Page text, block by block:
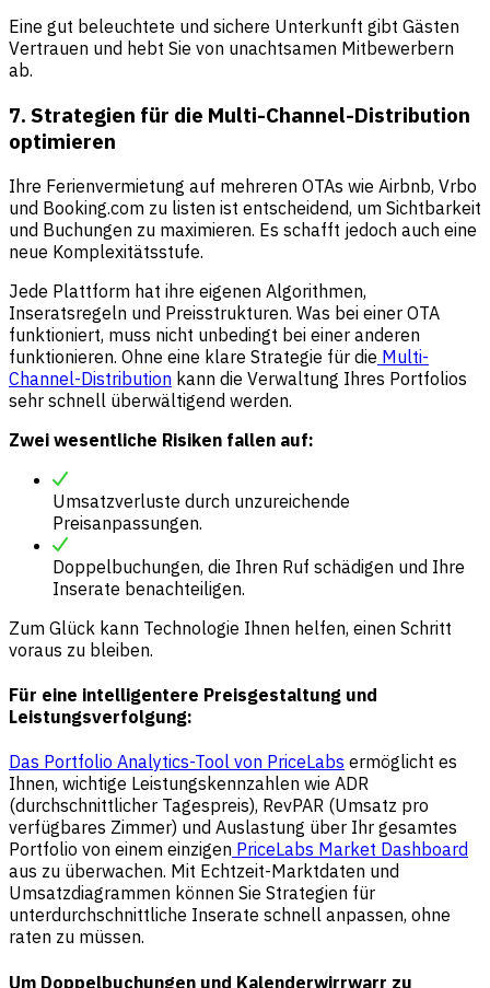
Eine gut beleuchtete und sichere Unterkunft gibt Gästen
Vertrauen und hebt Sie von unachtsamen Mitbewerbern
ab.
7. Strategien für die Multi-Channel-Distribution
optimieren
Ihre Ferienvermietung auf mehreren OTAs wie Airbnb, Vrbo
und Booking.com zu listen ist entscheidend, um Sichtbarkeit
und Buchungen zu maximieren. Es schafft jedoch auch eine
neue Komplexitätsstufe.
Jede Plattform hat ihre eigenen Algorithmen,
Inseratsregeln und Preisstrukturen. Was bei einer OTA
funktioniert, muss nicht unbedingt bei einer anderen
funktionieren. Ohne eine klare Strategie für die Multi-
Channel-Distribution kann die Verwaltung Ihres Portfolios
sehr schnell überwältigend werden.
Zwei wesentliche Risiken fallen auf:
Umsatzverluste durch unzureichende
Preisanpassungen.
Doppelbuchungen, die Ihren Ruf schädigen und Ihre
Inserate benachteiligen.
Zum Glück kann Technologie Ihnen helfen, einen Schritt
voraus zu bleiben.
Für eine intelligentere Preisgestaltung und
Leistungsverfolgung:
Das Portfolio Analytics-Tool von PriceLabs ermöglicht es
Ihnen, wichtige Leistungskennzahlen wie ADR
(durchschnittlicher Tagespreis), RevPAR (Umsatz pro
verfügbares Zimmer) und Auslastung über Ihr gesamtes
Portfolio von einem einzigen PriceLabs Market Dashboard
aus zu überwachen. Mit Echtzeit-Marktdaten und
Umsatzdiagrammen können Sie Strategien für
unterdurchschnittliche Inserate schnell anpassen, ohne
raten zu müssen.
Um Doppelbuchungen und Kalenderwirrwarr zu